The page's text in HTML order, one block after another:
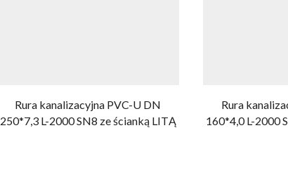
Rura kanalizacyjna PVC-U DN
250*7,3 L-2000 SN8 ze ścianką LITĄ
Rura
160*4,0 L-2000